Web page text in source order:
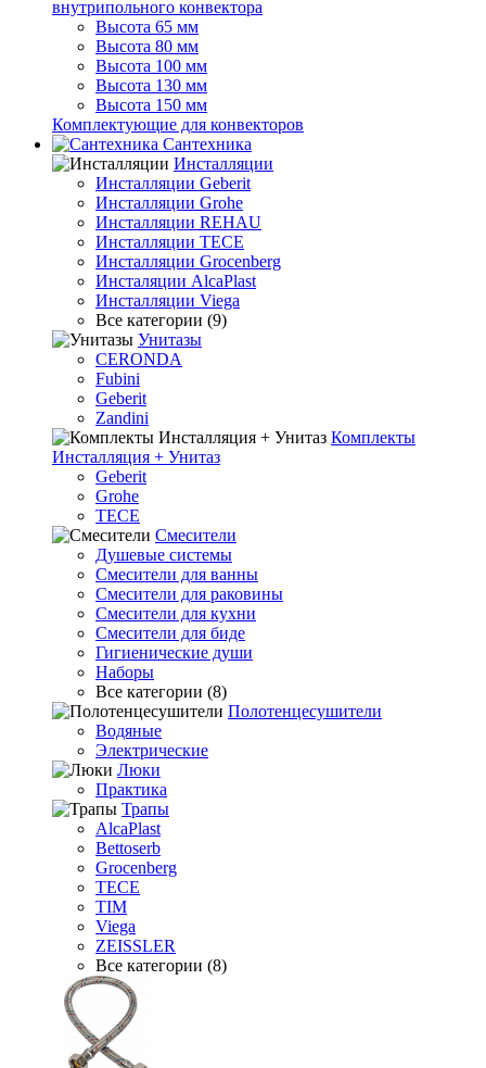
внутрипольного конвектора
Высота 65 мм
Высота 80 мм
Высота 100 мм
Высота 130 мм
Высота 150 мм
Комплектующие для конвекторов
Сантехника
Инсталляции
Инсталляции Geberit
Инсталляции Grohe
Инсталляции REHAU
Инсталляции TECE
Инсталляции Grocenberg
Инсталяции AlcaPlast
Инсталляции Viega
Все категории (9)
Унитазы
CERONDA
Fubini
Geberit
Zandini
Комплекты
Инсталляция + Унитаз
Geberit
Grohe
TECE
Смесители
Душевые системы
Смесители для ванны
Смесители для раковины
Смесители для кухни
Смесители для биде
Гигиенические души
Наборы
Все категории (8)
Полотенцесушители
Водяные
Электрические
Люки
Практика
Трапы
AlcaPlast
Bettoserb
Grocenberg
TECE
TIM
Viega
ZEISSLER
Все категории (8)